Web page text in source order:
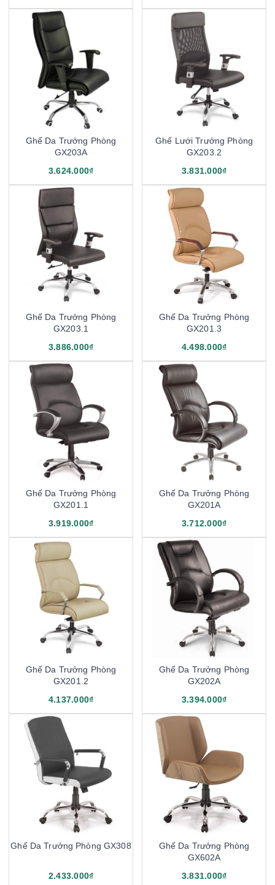
Ghế Da Trưởng Phòng
GX203A
3.624.000₫
Ghế Lưới Trưởng Phòng
GX203.2
3.831.000₫
Ghế Da Trưởng Phòng
GX203.1
3.886.000₫
Ghế Da Trưởng Phòng
GX201.3
4.498.000₫
Ghế Da Trưởng Phòng
GX201.1
3.919.000₫
Ghế Da Trưởng Phòng
GX201A
3.712.000₫
Ghế Da Trưởng Phòng
GX201.2
4.137.000₫
Ghế Da Trưởng Phòng
GX202A
3.394.000₫
Ghế Da Trưởng Phòng GX308
2.433.000₫
Ghế Da Trưởng Phòng
GX602A
3.831.000₫